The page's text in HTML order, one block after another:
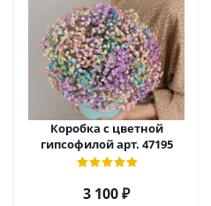
Коробка с цветной
гипсофилой арт. 47195
3 100₽